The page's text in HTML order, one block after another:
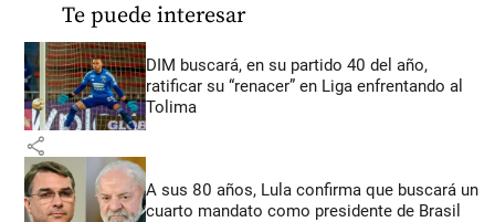
Te puede interesar
DIM buscará, en su partido 40 del año,
ratificar su “renacer” en Liga enfrentando al
Tolima
share
A sus 80 años, Lula confirma que buscará un
cuarto mandato como presidente de Brasil